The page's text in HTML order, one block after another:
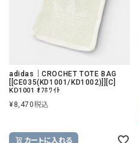
adidas｜CROCHET TOTE BAG
[[CE035(KD1001/KD1002)]][C]
KD1001 ｵﾌﾎﾜｲﾄ
¥8,470税込
カートに入れる